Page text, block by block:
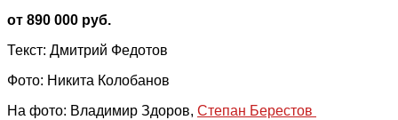
от 890 000 руб.
Текст: Дмитрий Федотов
Фото: Никита Колобанов
На фото: Владимир Здоров, Степан Берестов